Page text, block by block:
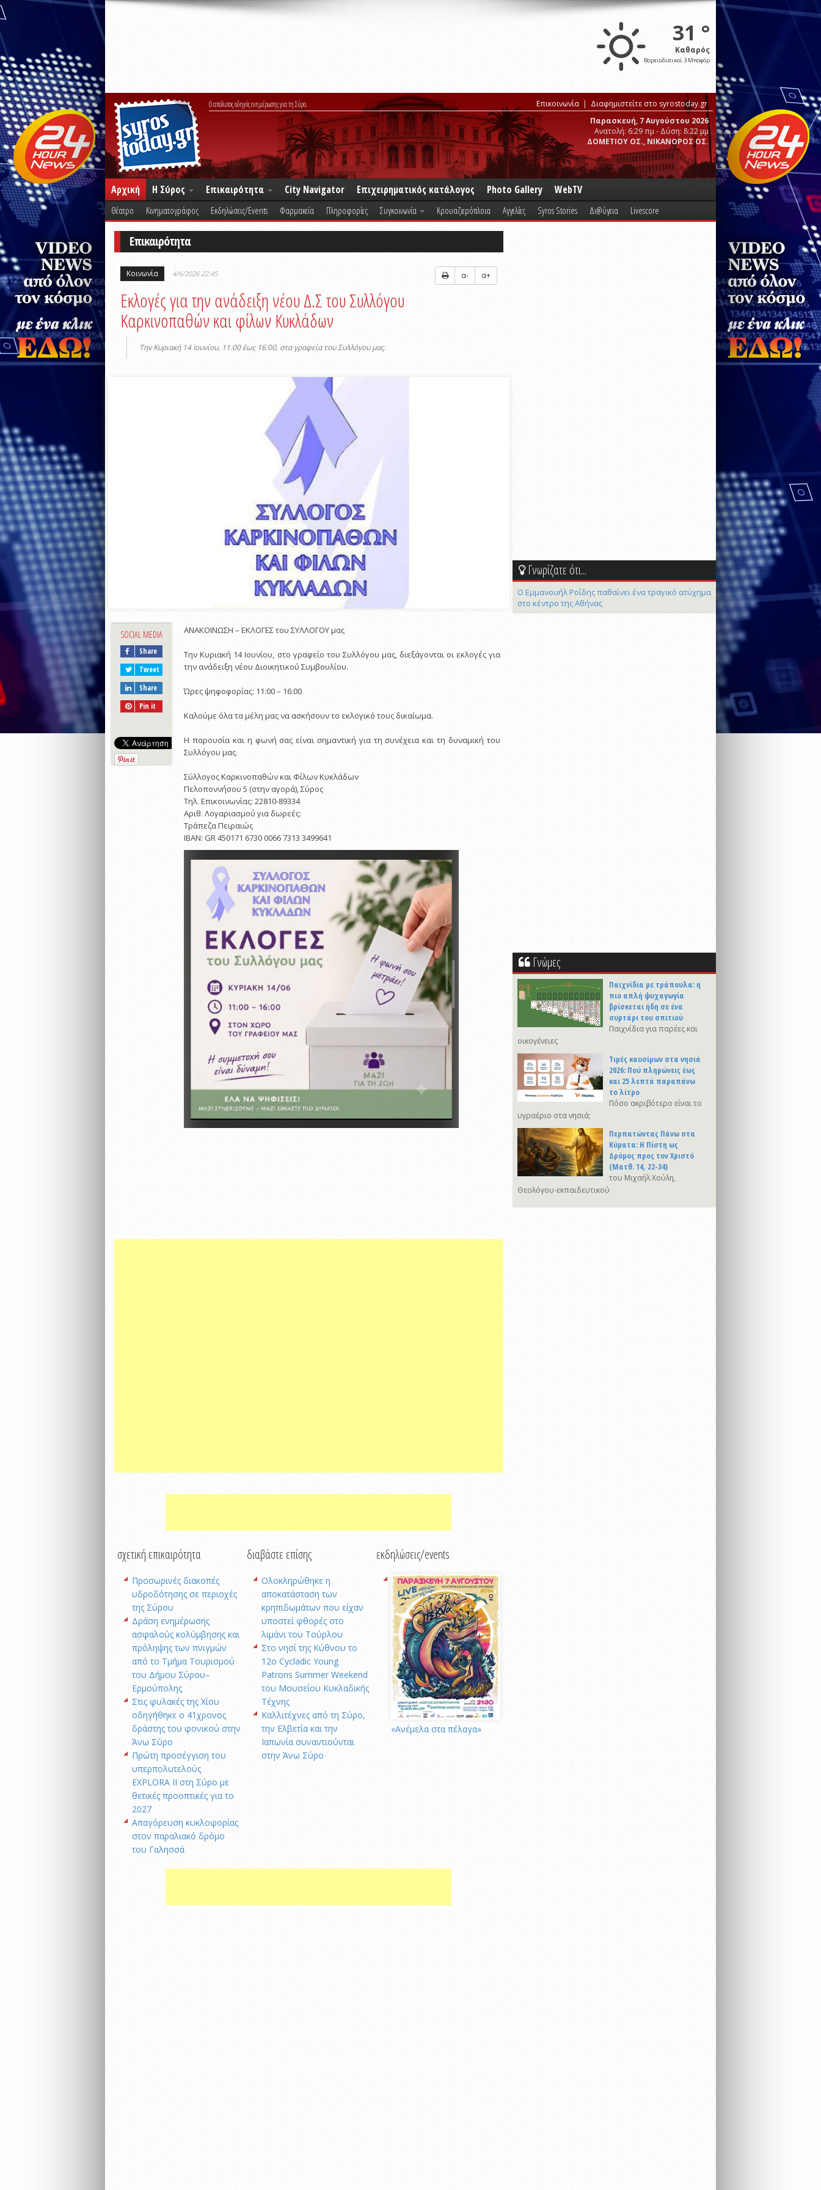
31 °
Καθαρός
Βορειοδυτικοί 3 Μποφόρ
Ο απόλυτος οδηγός ενημέρωσης για τη Σύρο. Επικοινωνία
Διαφημιστείτε στο syrostoday.gr
Παρασκευή, 7 Αυγούστου 2026
Ανατολή: 6:29 πμ - Δύση: 8:22 μμ
ΔΟΜΕΤΙΟΥ ΟΣ., ΝΙΚΑΝΟΡΟΣ ΟΣ.
Αρχική Η Σύρος Επικαιρότητα City Navigator Επιχειρηματικός κατάλογος Photo Gallery WebTV
Θέατρο Κινηματογράφος Εκδηλώσεις/Events Φαρμακεία Πληροφορίες Συγκοινωνία Κρουαζιερόπλοια Αγγελίες Syros Stories Δι@ύγεια Livescore
Επικαιρότητα
Κοινωνία 4/6/2026 22:45 α- α+
Εκλογές για την ανάδειξη νέου Δ.Σ του Συλλόγου
Καρκινοπαθών και φίλων Κυκλάδων
Την Κυριακή 14 Ιουνίου, 11:00 έως 16:00, στα γραφεία του Συλλόγου μας.
SOCIAL MEDIA
Share
Tweet
Share
Pin it
ΑΝΑΚΟΙΝΩΣΗ – ΕΚΛΟΓΕΣ του ΣΥΛΛΟΓΟΥ μας
Την Κυριακή 14 Ιουνίου, στο γραφείο του Συλλόγου μας, διεξάγονται οι εκλογές για
την ανάδειξη νέου Διοικητικού Συμβουλίου.
Ώρες ψηφοφορίας: 11:00 – 16:00
Καλούμε όλα τα μέλη μας να ασκήσουν το εκλογικό τους δικαίωμα.
Η παρουσία και η φωνή σας είναι σημαντική για τη συνέχεια και τη δυναμική του
Συλλόγου μας.
Σύλλογος Καρκινοπαθών και Φίλων Κυκλάδων
Πελοποννήσου 5 (στην αγορά), Σύρος
Τηλ. Επικοινωνίας: 22810-89334
Αριθ. Λογαριασμού για δωρεές:
Τράπεζα Πειραιώς
ΙΒΑΝ: GR 450171 6730 0066 7313 3499641
σχετική επικαιρότητα
Προσωρινές διακοπές
υδροδότησης σε περιοχές
της Σύρου
Δράση ενημέρωσης
ασφαλούς κολύμβησης και
πρόληψης των πνιγμών
από το Τμήμα Τουρισμού
του Δήμου Σύρου–
Ερμούπολης
Στις φυλακές της Χίου
οδηγήθηκε ο 41χρονος
δράστης του φονικού στην
Άνω Σύρο
Πρώτη προσέγγιση του
υπερπολυτελούς
EXPLORA II στη Σύρο με
θετικές προοπτικές για το
2027
Απαγόρευση κυκλοφορίας
στον παραλιακό δρόμο
του Γαλησσά
διαβάστε επίσης
Oλοκληρώθηκε η
αποκατάσταση των
κρηπιδωμάτων που είχαν
υποστεί φθορές στο
λιμάνι του Τούρλου
Στο νησί της Κύθνου το
12ο Cycladic Young
Patrons Summer Weekend
του Μουσείου Κυκλαδικής
Τέχνης
Καλλιτέχνες από τη Σύρο,
την Ελβετία και την
Ιαπωνία συναντιούνται
στην Άνω Σύρο
εκδηλώσεις/events
«Ανέμελα στα πέλαγα»
Γνωρίζατε ότι...
Ο Εμμανουήλ Ροΐδης παθαίνει ένα τραγικό ατύχημα
στο κέντρο της Αθήνας
Γνώμες
Παιχνίδια με τράπουλα: η
πιο απλή ψυχαγωγία
βρίσκεται ήδη σε ένα
συρτάρι του σπιτιού
Παιχνίδια για παρέες και
οικογένειες
Τιμές καυσίμων στα νησιά
2026: Πού πληρώνεις έως
και 25 λεπτά παραπάνω
το λίτρο
Πόσο ακριβότερο είναι το
υγραέριο στα νησιά;
Περπατώντας Πάνω στα
Κύματα: Η Πίστη ως
Δρόμος προς τον Χριστό
(Ματθ. 14, 22-34)
του Μιχαήλ Χούλη,
Θεολόγου-εκπαιδευτικού